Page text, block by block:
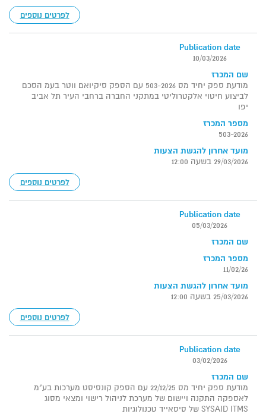
לפרטים נוספים
Publication date
10/03/2026
שם המכרז
מודעת ספק יחיד מס 503-2026 עם הספק סיקיואם ווטר בעמ הסכם
לביצוע חיטוי אלקטרוליטי במתקני החברה ברחבי העיר תל אביב
יפו
מספר המכרז
503-2026
מועד אחרון להגשת הצעות
29/03/2026 בשעה 12:00
לפרטים נוספים
Publication date
05/03/2026
שם המכרז
מספר המכרז
11/02/26
מועד אחרון להגשת הצעות
25/03/2026 בשעה 12:00
לפרטים נוספים
Publication date
03/02/2026
שם המכרז
מודעת ספק יחיד מס 22/12/25 עם הספק קונסיסט מערכות בע"מ
לאספקה התקנה ויישום של מערכת לניהול רישוי ומצאי מסוג
SYSAID ITMS של סיסאייד טכנולוגיות